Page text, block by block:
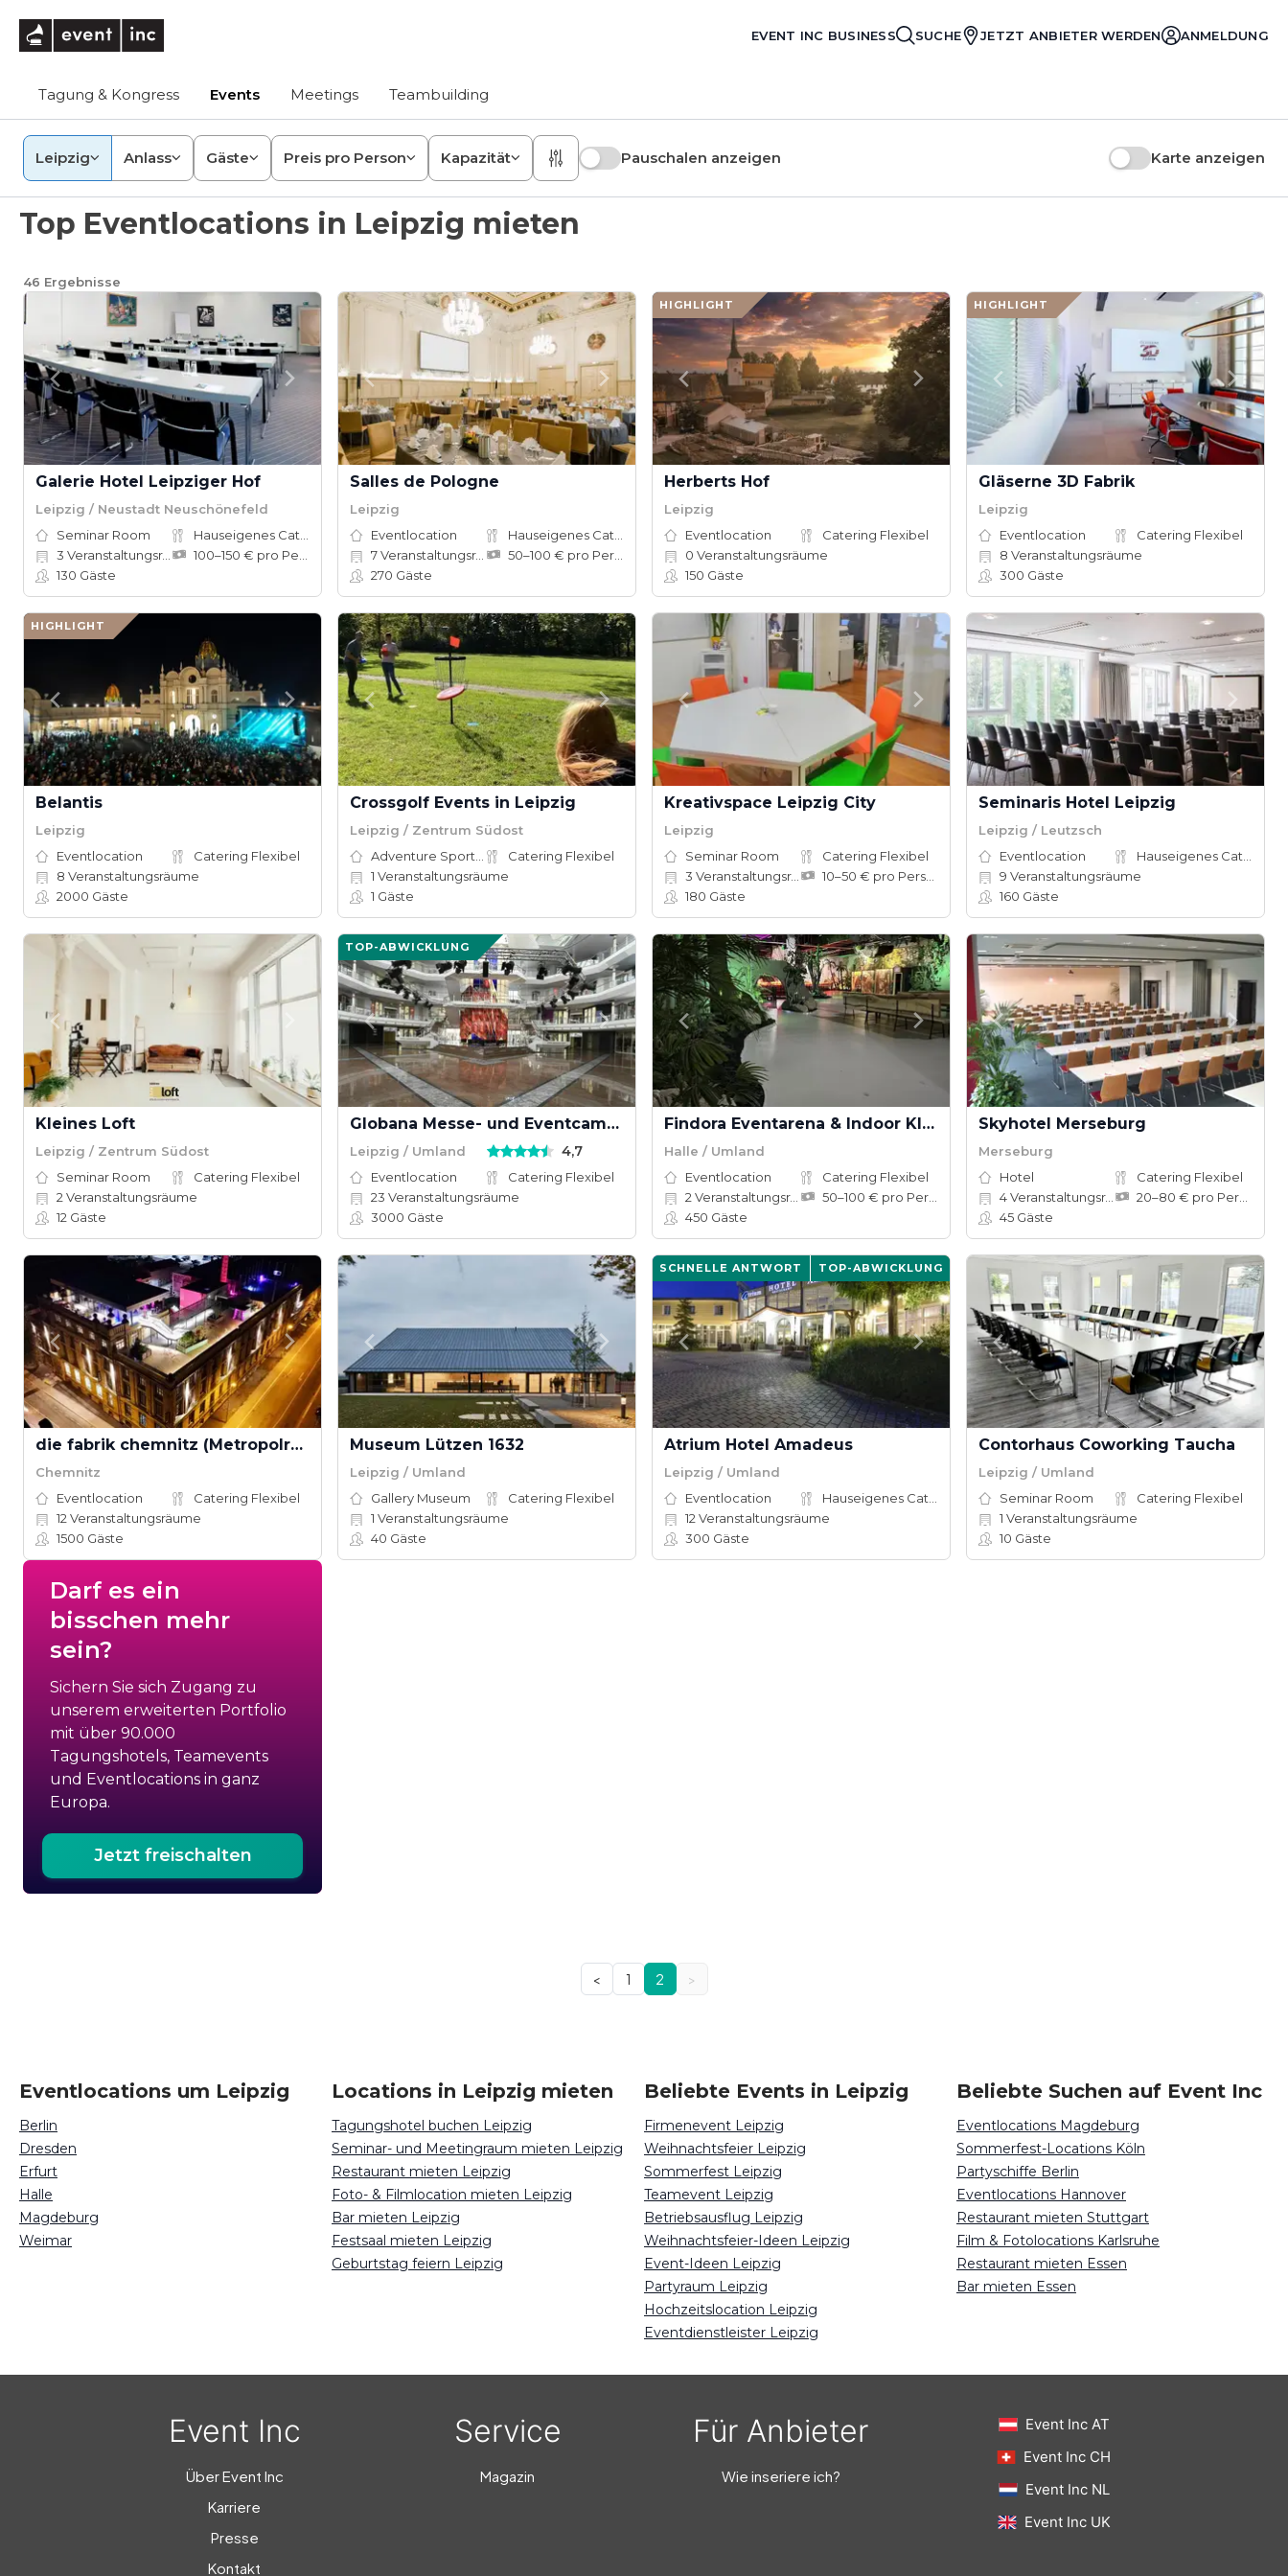
EVENT INC BUSINESS SUCHE JETZT ANBIETER WERDEN ANMELDUNG
Tagung & Kongress Events Meetings Teambuilding
Leipzig Anlass Gäste Preis pro Person Kapazität Pauschalen anzeigen Karte anzeigen
Top Eventlocations in Leipzig mieten
46 Ergebnisse
Galerie Hotel Leipziger Hof
Leipzig / Neustadt Neuschönefeld
Seminar Room
3 Veranstaltungsräume
130 Gäste
Salles de Pologne
Leipzig
Eventlocation
7Veranstaltungsräume
270 Gäste
HIGHLIGHT
Herberts Hof
Leipzig
Eventlocation
Catering Flexibel
0 Veranstaltungsräume
150 Gäste
HIGHLIGHT
Gläserne 3D Fabrik
Leipzig
Eventlocation
Catering Flexibel
8 Veranstaltungsräume
300 Gäste
HIGHLIGHT
Belantis
Leipzig
Eventlocation
Catering Flexibel
8 Veranstaltungsräume
2000 Gäste
Crossgolf Events in Leipzig
Leipzig / Zentrum Südost
Catering Flexibel
1 Veranstaltungsräume
1 Gäste
Kreativspace Leipzig City
Leipzig
Seminar Room
Catering Flexibel
3 Veranstaltungsräume
180 Gäste
Seminaris Hotel Leipzig
Leipzig / Leutzsch
Eventlocation
9 Veranstaltungsräume
160 Gäste
Kleines Loft
Leipzig / Zentrum Südost
Seminar Room
Catering Flexibel
2 Veranstaltungsräume
12 Gäste
TOP-ABWICKLUNG
Globana Messe- und Eventcampus
Leipzig / Umland 4,7
Eventlocation
Catering Flexibel
23 Veranstaltungsräume
3000 Gäste
Findora Eventarena & Indoor Kletterwald
Halle / Umland
Eventlocation
Catering Flexibel
2 Veranstaltungsräume
450 Gäste
Skyhotel Merseburg
Merseburg
Hotel
Catering Flexibel
4Veranstaltungsräume
45 Gäste
die fabrik chemnitz (Metropolregion Leipzig–Dresden)
Chemnitz
Eventlocation
Catering Flexibel
12 Veranstaltungsräume
1500 Gäste
Museum Lützen 1632
Leipzig / Umland
Gallery Museum
Catering Flexibel
1 Veranstaltungsräume
40 Gäste
SCHNELLE ANTWORT TOP-ABWICKLUNG
Atrium Hotel Amadeus
Leipzig / Umland
Eventlocation
12 Veranstaltungsräume
300 Gäste
Contorhaus Coworking Taucha
Leipzig / Umland
Seminar Room
Catering Flexibel
1 Veranstaltungsräume
10 Gäste
Darf es ein
bisschen mehr
sein?
Sichern Sie sich Zugang zu
unserem erweiterten Portfolio
mit über 90.000
Tagungshotels, Teamevents
und Eventlocations in ganz
Europa.
Jetzt freischalten
< 1 2 >
Eventlocations um Leipzig
Berlin
Dresden
Erfurt
Halle
Magdeburg
Weimar
Locations in Leipzig mieten
Tagungshotel buchen Leipzig
Seminar- und Meetingraum mieten Leipzig
Restaurant mieten Leipzig
Foto- & Filmlocation mieten Leipzig
Bar mieten Leipzig
Festsaal mieten Leipzig
Geburtstag feiern Leipzig
Beliebte Events in Leipzig
Firmenevent Leipzig
Weihnachtsfeier Leipzig
Sommerfest Leipzig
Teamevent Leipzig
Betriebsausflug Leipzig
Weihnachtsfeier-Ideen Leipzig
Event-Ideen Leipzig
Partyraum Leipzig
Hochzeitslocation Leipzig
Eventdienstleister Leipzig
Beliebte Suchen auf Event Inc
Eventlocations Magdeburg
Sommerfest-Locations Köln
Partyschiffe Berlin
Eventlocations Hannover
Restaurant mieten Stuttgart
Film & Fotolocations Karlsruhe
Restaurant mieten Essen
Bar mieten Essen
Event Inc
Über Event Inc
Karriere
Presse
Kontakt
Service
Magazin
Für Anbieter
Wie inseriere ich?
Event Inc AT
Event Inc CH
Event Inc NL
Event Inc UK